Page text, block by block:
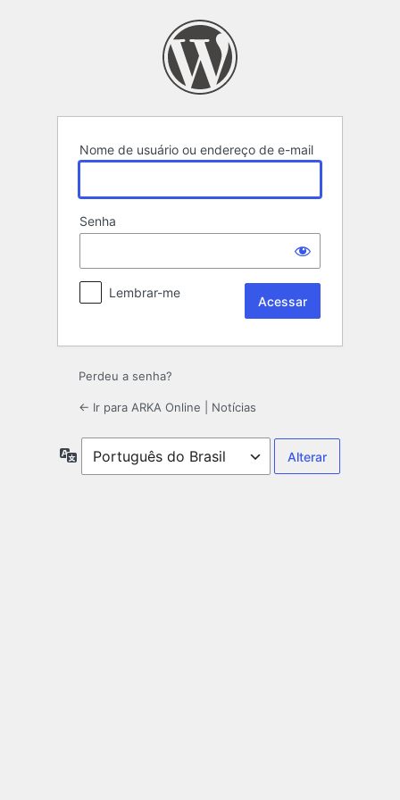
Nome de usuário ou endereço de e-mail
Senha
Lembrar-me
Perdeu a senha?
← Ir para ARKA Online | Notícias
Idioma